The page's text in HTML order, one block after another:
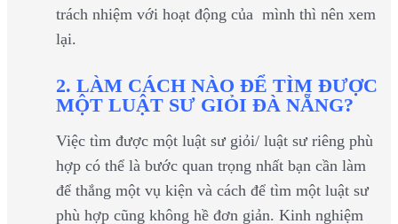
trách nhiệm với hoạt động của mình thì nên xem
lại.
2. LÀM CÁCH NÀO ĐỂ TÌM ĐƯỢC
MỘT LUẬT SƯ GIỎI ĐÀ NẴNG?
Việc tìm được một luật sư giỏi/ luật sư riêng phù
hợp có thể là bước quan trọng nhất bạn cần làm
để thắng một vụ kiện và cách để tìm một luật sư
phù hợp cũng không hề đơn giản. Kinh nghiệm